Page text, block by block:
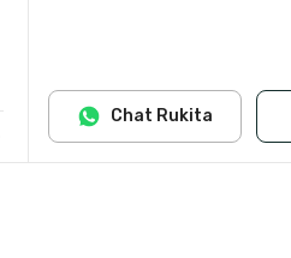
Chat Rukita